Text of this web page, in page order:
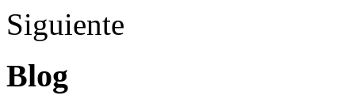
Siguiente
Blog